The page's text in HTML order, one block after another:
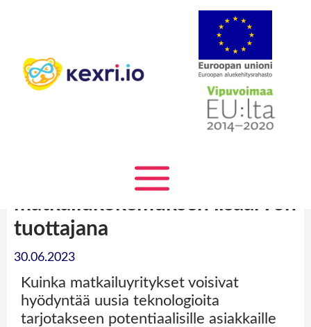
matkailukokemuksen lisäarvon
tuottajana
30.06.2023
Kuinka matkailuyritykset voisivat
hyödyntää uusia teknologioita
tarjotakseen potentiaalisille asiakkaille